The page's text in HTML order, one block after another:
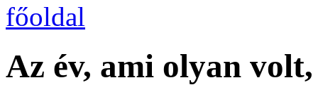
főoldal
Az év, ami olyan